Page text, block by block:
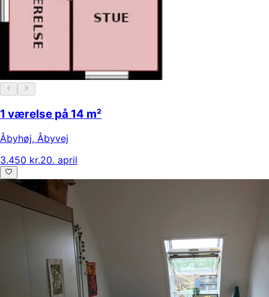
1 værelse på 14 m²
Åbyhøj, Åbyvej
3.450 kr.20. april